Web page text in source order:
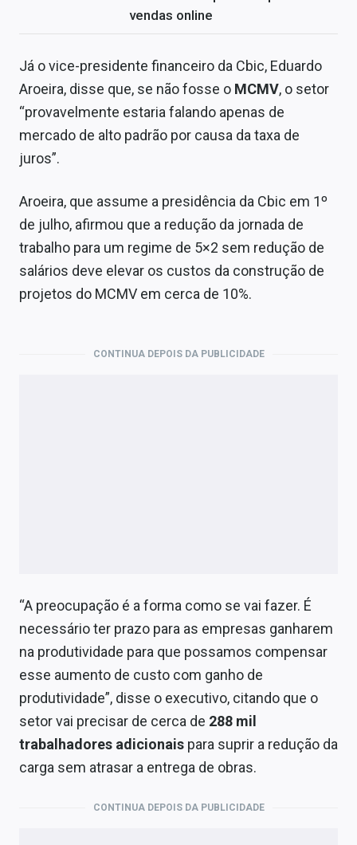
vendas online
Já o vice-presidente financeiro da Cbic, Eduardo
Aroeira, disse que, se não fosse o MCMV, o setor
“provavelmente estaria falando apenas de
mercado de alto padrão por causa da taxa de
juros”.
Aroeira, que assume a presidência da Cbic em 1º
de julho, afirmou que a redução da jornada de
trabalho para um regime de 5×2 sem redução de
salários deve elevar os custos da construção de
projetos do MCMV em cerca de 10%.
CONTINUA DEPOIS DA PUBLICIDADE
“A preocupação é a forma como se vai fazer. É
necessário ter prazo para as empresas ganharem
na produtividade para que possamos compensar
esse aumento de custo com ganho de
produtividade”, disse o executivo, citando que o
setor vai precisar de cerca de 288 mil
trabalhadores adicionais para suprir a redução da
carga sem atrasar a entrega de obras.
CONTINUA DEPOIS DA PUBLICIDADE